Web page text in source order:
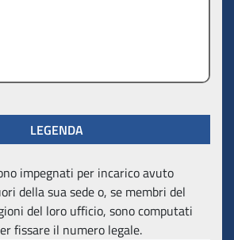
LEGENDA
impegnati per incarico avuto
della sua sede o, se membri del
del loro ufficio, sono computati
fissare il numero legale.